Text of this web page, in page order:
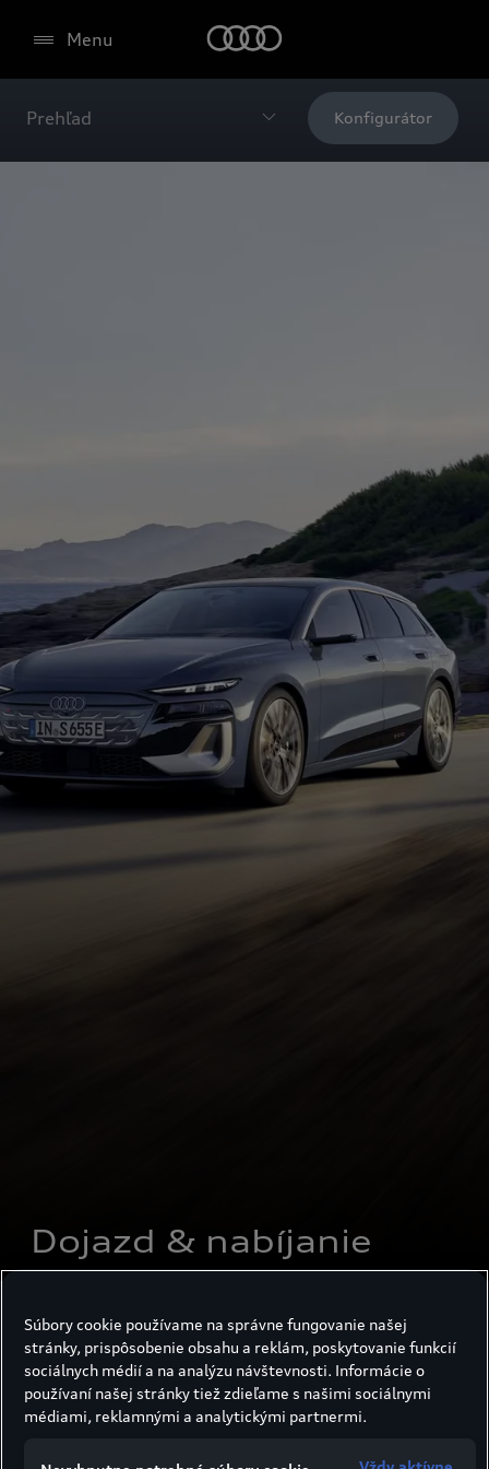
Menu
Prehľad Konfigurátor
Dojazd & nabíjanie
Dojazd: Pripravený na dlhé
Súbory cookie používame na správne fungovanie našej
stránky, prispôsobenie obsahu a reklám, poskytovanie funkcií
sociálnych médií a na analýzu návštevnosti. Informácie o
používaní našej stránky tiež zdieľame s našimi sociálnymi
médiami, reklamnými a analytickými partnermi.